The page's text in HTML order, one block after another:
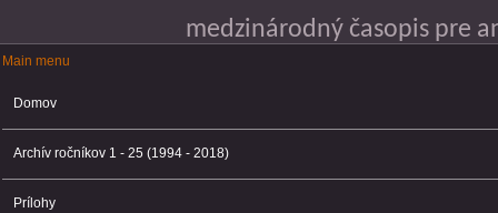
medzinárodný časopis pre
Main menu
Main menu
Domov
Archív ročníkov 1 - 25 (1994 - 2018)
Prílohy